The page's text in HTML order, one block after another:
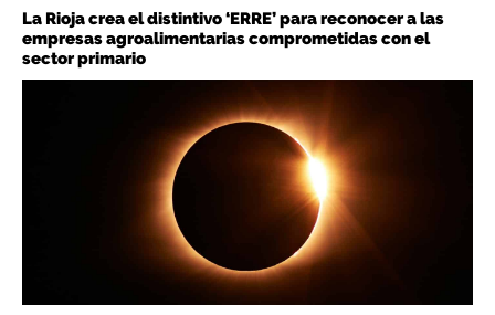
La Rioja crea el distintivo ‘ERRE’ para reconocer a las
empresas agroalimentarias comprometidas con el
sector primario